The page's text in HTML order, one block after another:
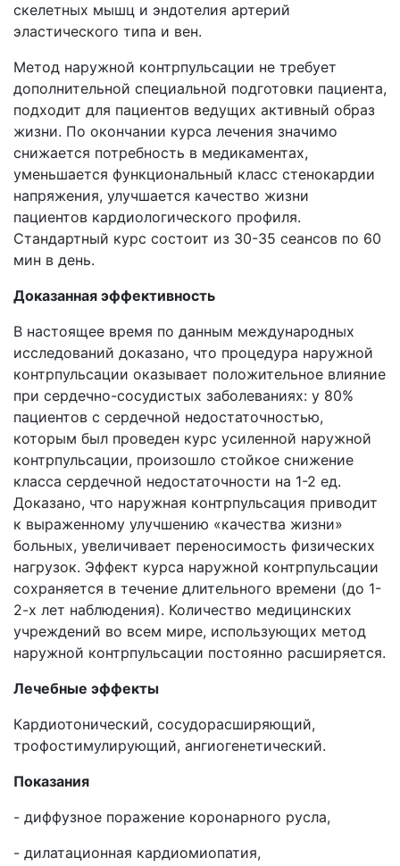
скелетных мышц и эндотелия артерий
эластического типа и вен.
Метод наружной контрпульсации не требует
дополнительной специальной подготовки пациента,
подходит для пациентов ведущих активный образ
жизни. По окончании курса лечения значимо
снижается потребность в медикаментах,
уменьшается функциональный класс стенокардии
напряжения, улучшается качество жизни
пациентов кардиологического профиля.
Стандартный курс состоит из 30-35 сеансов по 60
мин в день.
Доказанная эффективность
В настоящее время по данным международных
исследований доказано, что процедура наружной
контрпульсации оказывает положительное влияние
при сердечно-сосудистых заболеваниях: у 80%
пациентов с сердечной недостаточностью,
которым был проведен курс усиленной наружной
контрпульсации, произошло стойкое снижение
класса сердечной недостаточности на 1-2 ед.
Доказано, что наружная контрпульсация приводит
к выраженному улучшению «качества жизни»
больных, увеличивает переносимость физических
нагрузок. Эффект курса наружной контрпульсации
сохраняется в течение длительного времени (до 1-
2-х лет наблюдения). Количество медицинских
учреждений во всем мире, использующих метод
наружной контрпульсации постоянно расширяется.
Лечебные эффекты
Кардиотонический, сосудорасширяющий,
трофостимулирующий, ангиогенетический.
Показания
- диффузное поражение коронарного русла,
- дилатационная кардиомиопатия,